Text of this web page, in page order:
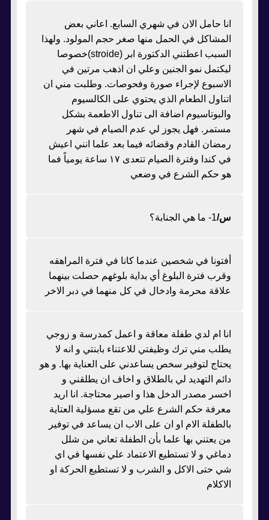
انا حامل الان في شهري السابع. اعاني بعض
المشاكل في الحمل منها صغر حجم المولود. ولهذا
السبب اعطتني الدكتورة ابر (stroide)خصوصا
ليكتمل نمو الجنين وعلي ان اذهب مرتين في
الاسبوع لإجراء صورة وفحوصات. وطلبت مني ان
اتناول الطعام الذي يحتوي على الكالسيوم
والبوتاسيوم اضافة الى تناول الاطعمة بشكل
مستمر. فهل يجوز لي عدم الصيام في شهر
رمضان القادم وقضائه فيما بعد علما انني اعيش
في كندا وفترة الصيام تتعدى ١٧ ساعة يومياً فما
هو حكم الشرع في وضعي
س/1- ما هي الجنابة؟
أفتونا في شخصين عندما كانا في فترة المراهقه
وقرب فترة البلوغ أي بداية بلوغهم حصلت بينهما
علاقة محرمة وادخال في كل منهما في دبر الاخر
انا ام لدي طفلة معاقة و اعمل كمدرسة و زوجي
يطلب مني ترك وظيفتي للاعتناء بابنتي و انه لا
يحتاج لتوفير سخص يساعدني على العناية بها. و هو
دائم التهديد لي بالطلاق و اخاف ان يطلقني و
اخسر مصدر الدخل هذا و اصير محتاجة. انا اريد
معرفة حكم الشرع علي من تقع مسؤلية العتاية
بالطفلة الام او ان على الاب ان يساعد في توفير
من يعتني بها علما بأن الطفلة تعاني من شلل
دماغي و لا تستطيع الاعتماد علي نفسها في اي
شي حتى الاكل و الشرب و لا تستطيع الحركة او
الاكلام